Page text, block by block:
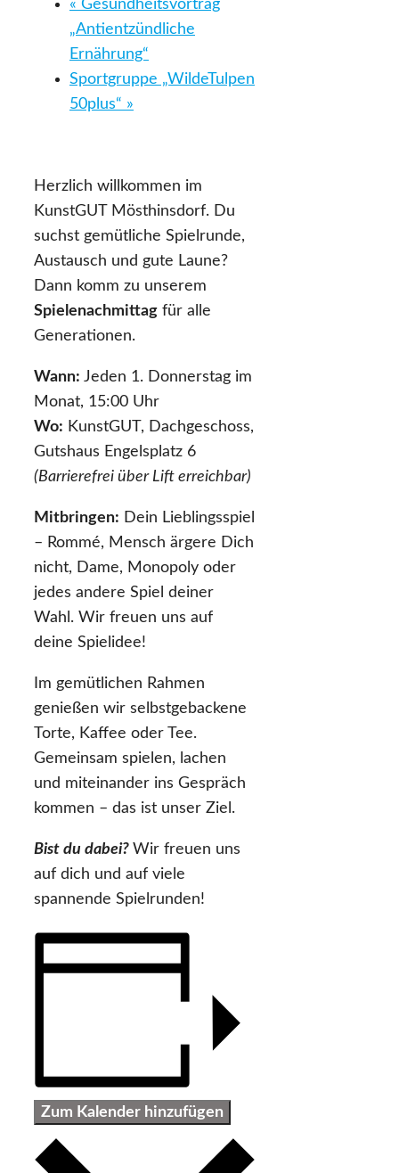
« Gesundheitsvortrag
„Antientzündliche
Ernährung“
Sportgruppe „WildeTulpen
50plus“ »
Herzlich willkommen im
KunstGUT Mösthinsdorf. Du
suchst gemütliche Spielrunde,
Austausch und gute Laune?
Dann komm zu unserem
Spielenachmittag für alle
Generationen.
Wann: Jeden 1. Donnerstag im
Monat, 15:00 Uhr
Wo: KunstGUT, Dachgeschoss,
Gutshaus Engelsplatz 6
(Barrierefrei über Lift erreichbar)
Mitbringen: Dein Lieblingsspiel
– Rommé, Mensch ärgere Dich
nicht, Dame, Monopoly oder
jedes andere Spiel deiner
Wahl. Wir freuen uns auf
deine Spielidee!
Im gemütlichen Rahmen
genießen wir selbstgebackene
Torte, Kaffee oder Tee.
Gemeinsam spielen, lachen
und miteinander ins Gespräch
kommen – das ist unser Ziel.
Bist du dabei? Wir freuen uns
auf dich und auf viele
spannende Spielrunden!
Zum Kalender hinzufügen